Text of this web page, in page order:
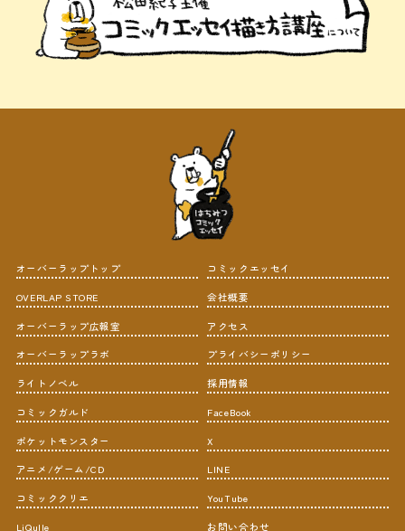
オーバーラップトップ
OVERLAP STORE
オーバーラップ広報室
オーバーラップラボ
ライトノベル
コミックガルド
ポケットモンスター
アニメ/ゲーム/CD
コミッククリエ
LiQulle
コミックエッセイ
会社概要
アクセス
プライバシーポリシー
採用情報
FaceBook
X
LINE
YouTube
お問い合わせ